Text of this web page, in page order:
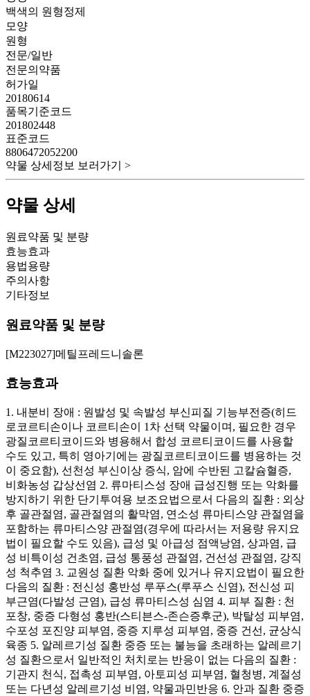
백색의 원형정제
모양
원형
전문/일반
전문의약품
허가일
20180614
품목기준코드
201802448
표준코드
8806472052200
약물 상세정보 보러가기 >
약물 상세
원료약품 및 분량
효능효과
용법용량
주의사항
기타정보
원료약품 및 분량
[M223027]메틸프레드니솔론
효능효과
1. 내분비 장애 : 원발성 및 속발성 부신피질 기능부전증(히드
로코르티손이나 코르티손이 1차 선택 약물이며, 필요한 경우
광질코르티코이드와 병용해서 합성 코르티코이드를 사용할
수도 있고, 특히 영아기에는 광질코르티코이드를 병용하는 것
이 중요함), 선천성 부신이상 증식, 암에 수반된 고칼슘혈증,
비화농성 갑상선염 2. 류마티스성 장애 급성진행 또는 악화를
방지하기 위한 단기투여용 보조요법으로서 다음의 질환 : 외상
후 골관절염, 골관절염의 활막염, 연소성 류마티스양 관절염을
포함하는 류마티스양 관절염(경우에 따라서는 저용량 유지요
법이 필요할 수도 있음), 급성 및 아급성 점액낭염, 상과염, 급
성 비특이성 건초염, 급성 통풍성 관절염, 건선성 관절염, 강직
성 척추염 3. 교원성 질환 악화 중에 있거나 유지요법이 필요한
다음의 질환 : 전신성 홍반성 루푸스(루푸스 신염), 전신성 피
부근염(다발성 근염), 급성 류마티스성 심염 4. 피부 질환 : 천
포창, 중증 다형성 홍반(스티븐스-존슨증후군), 박탈성 피부염,
수포성 포진양 피부염, 중증 지루성 피부염, 중증 건선, 균상식
육종 5. 알레르기성 질환 중증 또는 불능을 초래하는 알레르기
성 질환으로서 일반적인 처치로는 반응이 없는 다음의 질환 :
기관지 천식, 접촉성 피부염, 아토피성 피부염, 혈청병, 계절성
또는 다년성 알레르기성 비염, 약물과민반응 6. 안과 질환 중증